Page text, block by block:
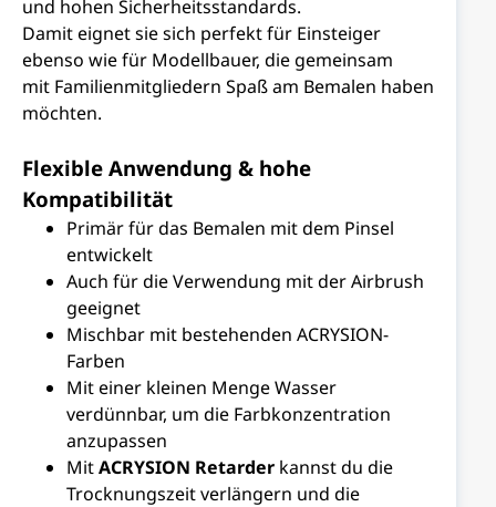
und hohen Sicherheitsstandards.
Damit eignet sie sich perfekt für Einsteiger
ebenso wie für Modellbauer, die gemeinsam
mit Familienmitgliedern Spaß am Bemalen haben
möchten.
Flexible Anwendung & hohe
Kompatibilität
Primär für das Bemalen mit dem Pinsel
entwickelt
Auch für die Verwendung mit der Airbrush
geeignet
Mischbar mit bestehenden ACRYSION-
Farben
Mit einer kleinen Menge Wasser
verdünnbar, um die Farbkonzentration
anzupassen
MitACRYSION Retarder kannst du die
Trocknungszeit verlängern und die